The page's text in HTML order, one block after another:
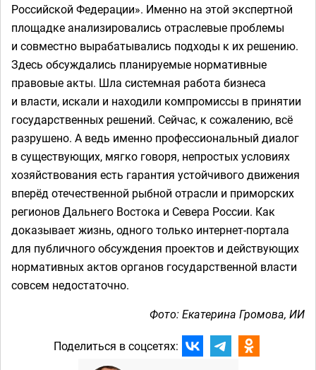
Российской Федерации». Именно на этой экспертной
площадке анализировались отраслевые проблемы
и совместно вырабатывались подходы к их решению.
Здесь обсуждались планируемые нормативные
правовые акты. Шла системная работа бизнеса
и власти, искали и находили компромиссы в принятии
государственных решений. Сейчас, к сожалению, всё
разрушено. А ведь именно профессиональный диалог
в существующих, мягко говоря, непростых условиях
хозяйствования есть гарантия устойчивого движения
вперёд отечественной рыбной отрасли и приморских
регионов Дальнего Востока и Севера России. Как
доказывает жизнь, одного только интернет-портала
для публичного обсуждения проектов и действующих
нормативных актов органов государственной власти
совсем недостаточно.
Фото: Екатерина Громова, ИИ
Поделиться в соцсетях: